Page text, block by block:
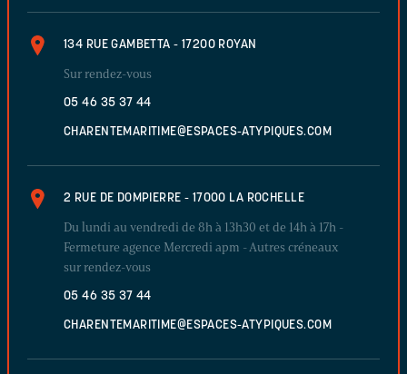
134 RUE GAMBETTA - 17200 ROYAN
Sur rendez-vous
05 46 35 37 44
CHARENTEMARITIME@ESPACES-ATYPIQUES.COM
2 RUE DE DOMPIERRE - 17000 LA ROCHELLE
Du lundi au vendredi de 8h à 13h30 et de 14h à 17h -
Fermeture agence Mercredi apm - Autres créneaux
sur rendez-vous
05 46 35 37 44
CHARENTEMARITIME@ESPACES-ATYPIQUES.COM